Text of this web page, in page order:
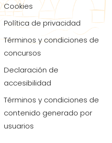
Cookies
Política de privacidad
Términos y condiciones de
concursos
Declaración de
accesibilidad
Términos y condiciones de
contenido generado por
usuarios